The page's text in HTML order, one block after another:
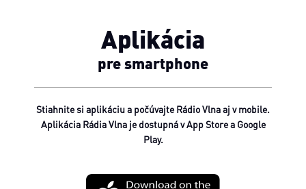
Aplikácia
pre smartphone
Stiahnite si aplikáciu a počúvajte Rádio Vlna aj v mobile.
Aplikácia Rádia Vlna je dostupná v App Store a Google
Play.